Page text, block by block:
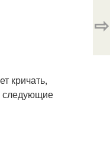
кричать,
следующие
⇨